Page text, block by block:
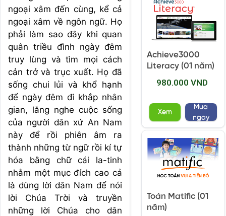
ngoại xâm đến cùng, kể cả
ngoại xâm về ngôn ngữ. Họ
phải làm sao đây khi quan
quân triều đình ngày đêm
truy lùng và tìm mọi cách
cản trở và trục xuất. Họ đã
sống chui lủi và khổ hạnh
để ngày đêm đi khắp nhân
gian, lắng nghe cuộc sống
của người dân xứ An Nam
này để rồi phiên âm ra
thành những từ ngữ rồi kí tự
hóa bằng chữ cái la-tinh
nhằm một mục đích cao cả
là dùng lời dân Nam để nói
lời Chúa Trời và truyền
những lời Chúa cho dân
Achieve3000
Literacy (01 năm)
980.000 VND
Xem
Mua
ngay
Toán Matific (01
năm)